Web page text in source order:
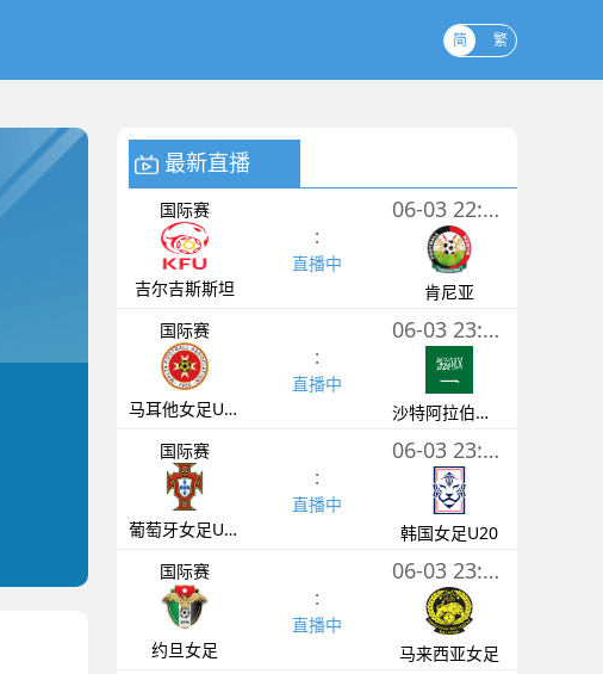
简 繁
最新直播
国际赛
吉尔吉斯斯坦
:
直播中
06-03 22:30
肯尼亚
国际赛
马耳他女足U17
:
直播中
06-03 23:00
沙特阿拉伯女足U17
国际赛
葡萄牙女足U20
:
直播中
06-03 23:00
韩国女足U20
国际赛
约旦女足
:
直播中
06-03 23:00
马来西亚女足